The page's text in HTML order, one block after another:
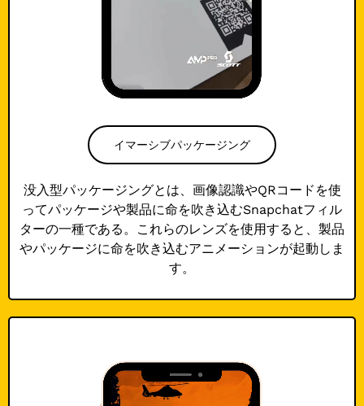
イマーシブパッケージング
没入型パッケージングとは、画像認識やQRコードを使
ってパッケージや製品に命を吹き込むSnapchatフィル
ターの一種である。これらのレンズを使用すると、製品
やパッケージに命を吹き込むアニメーションが起動しま
す。